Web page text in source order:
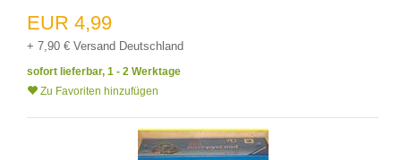
EUR 4,99
+ 7,90 € Versand Deutschland
sofort lieferbar, 1 - 2 Werktage
Zu Favoriten hinzufügen